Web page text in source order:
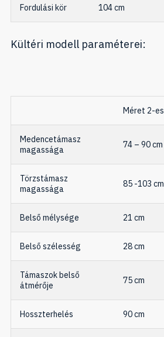
Fordulási kör 104 cm
Kültéri modell paraméterei:
Méret 2-es
Medencetámasz
magassága
74 – 90 cm
Törzstámasz
magassága
85 -103 cm
Belső mélysége 21 cm
Belső szélesség 28 cm
Támaszok belső
átmérője
75 cm
Hosszterhelés 90 cm